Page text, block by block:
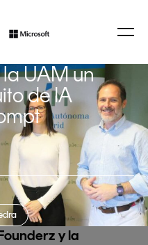
UAM un
de IA
y la